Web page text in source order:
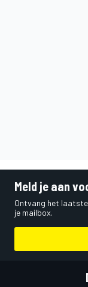
Meld je aan
Ontvang het
je mailbox.